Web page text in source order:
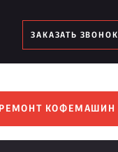
ЗАКАЗАТЬ ЗВОНОК
РЕМОНТ КОФЕМАШИН